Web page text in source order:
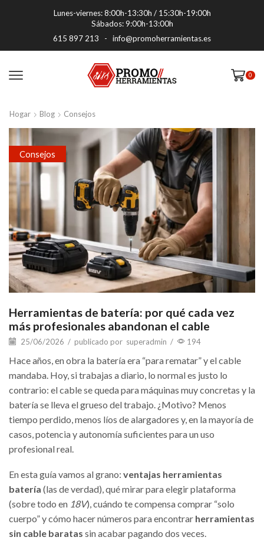
Lunes-viernes: 8:00h-13:30h / 15:30h-19:00h
Sábados: 9:00h-13:00h
615 897 213 - info@promoherramientas.es
0
Hogar Blog Consejos
Consejos
Herramientas de batería: por qué cada vez
más profesionales abandonan el cable
25/06/2026 / publicado por superadmin / 194
Hace años, en obra la batería era “para rematar” y el cable
mandaba. Hoy, si trabajas a diario, lo normal es justo lo
contrario: el cable se queda para máquinas muy concretas y la
batería se lleva el grueso del trabajo. ¿Motivo? Menos
tiempo perdido, menos líos de alargadores y, en la mayoría de
casos, potencia y autonomía suficientes para un uso
profesional real.
En esta guía vamos al grano: ventajas herramientas
batería (las de verdad), qué mirar para elegir plataforma
(sobre todo en 18V), cuándo te compensa comprar “solo
cuerpo” y cómo hacer números para encontrar herramientas
sin cable baratas sin acabar pagando dos veces.